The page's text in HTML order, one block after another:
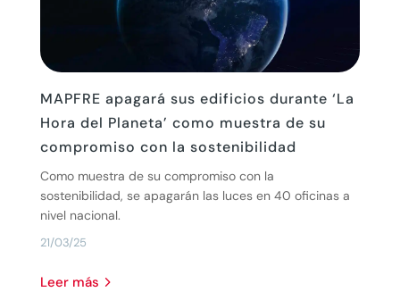
MAPFRE apagará sus edificios durante ‘La
Hora del Planeta’ como muestra de su
compromiso con la sostenibilidad
21/03/25
Como muestra de su compromiso con la
sostenibilidad, se apagarán las luces en 40 oficinas a
nivel nacional.
leer más